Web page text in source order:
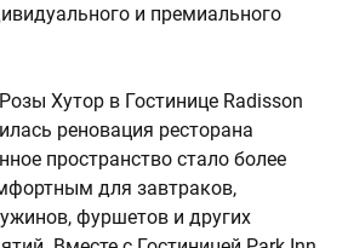
и премиального
Хутор в Гостинице Radisson
реновация ресторана
пространство стало более
для завтраков,
фуршетов и других